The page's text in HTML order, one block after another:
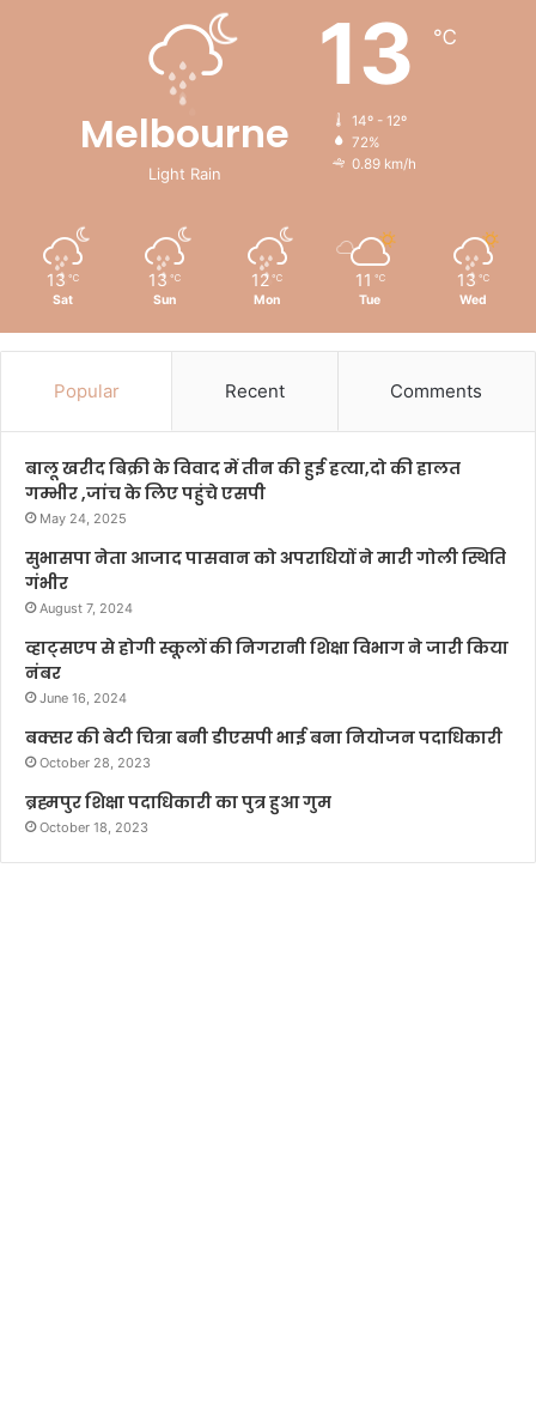
Melbourne
Light Rain
13 ℃
14º - 12º
72%
0.89 km/h
13 ℃
Sat
13 ℃
Sun
12 ℃
Mon
11 ℃
Tue
13 ℃
Wed
Popular Recent Comments
बालू खरीद बिक्री के विवाद में तीन की हुई हत्या,दो की हालत
गम्भीर ,जांच के लिए पहुंचे एसपी
May 24, 2025
सुभासपा नेता आजाद पासवान को अपराधियों ने मारी गोली स्थिति
गंभीर
August 7, 2024
व्हाट्सएप से होगी स्कूलों की निगरानी शिक्षा विभाग ने जारी किया
नंबर
June 16, 2024
बक्सर की बेटी चित्रा बनी डीएसपी भाई बना नियोजन पदाधिकारी
October 28, 2023
ब्रह्मपुर शिक्षा पदाधिकारी का पुत्र हुआ गुम
October 18, 2023